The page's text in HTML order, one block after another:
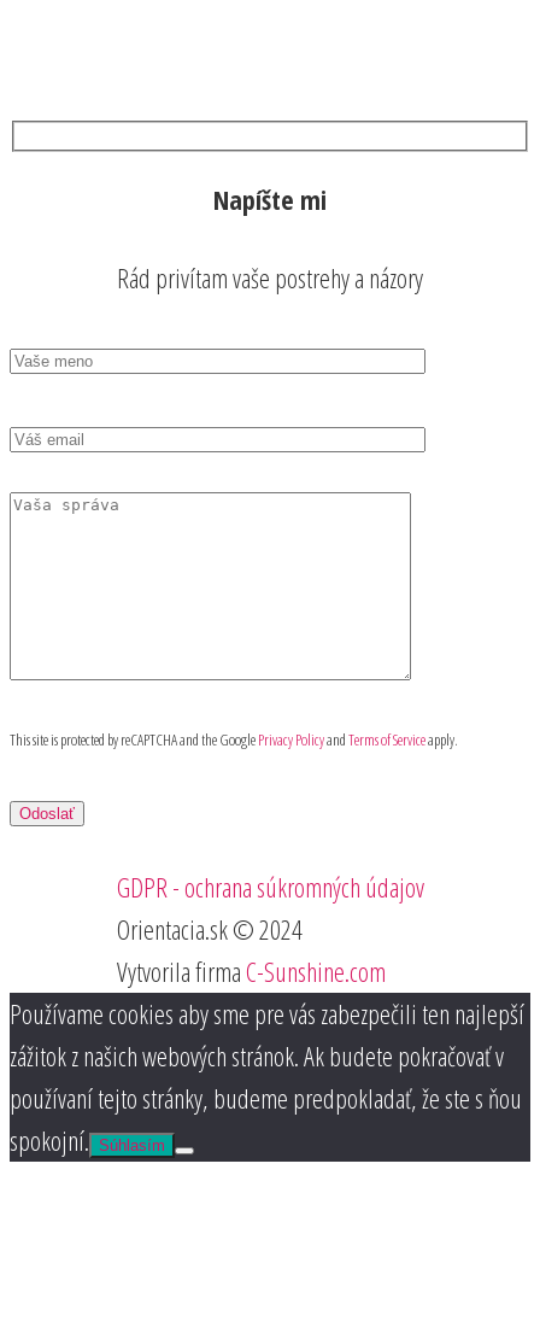
Napíšte mi
Rád privítam vaše postrehy a názory
This site is protected by reCAPTCHA and the GooglePrivacy PolicyandTerms of Serviceapply.
GDPR - ochrana súkromných údajov
Orientacia.sk © 2024
Vytvorila firmaC-Sunshine.com
Používame cookies aby sme pre vás zabezpečili ten najlepší
zážitok z našich webových stránok. Ak budete pokračovať v
používaní tejto stránky, budeme predpokladať, že ste s ňou
spokojní. Súhlasím